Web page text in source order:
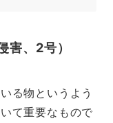
害、2号）
る物というよう
て重要なもので